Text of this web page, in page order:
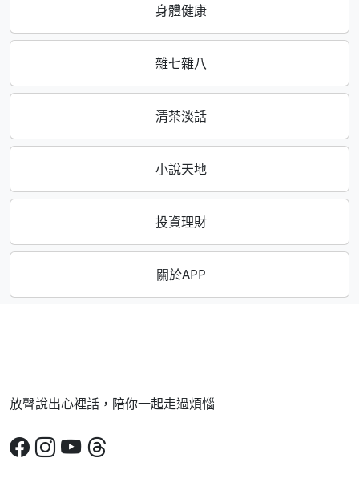
身體健康
雜七雜八
清茶淡話
小說天地
投資理財
關於APP
放聲說出心裡話，陪你一起走過煩惱